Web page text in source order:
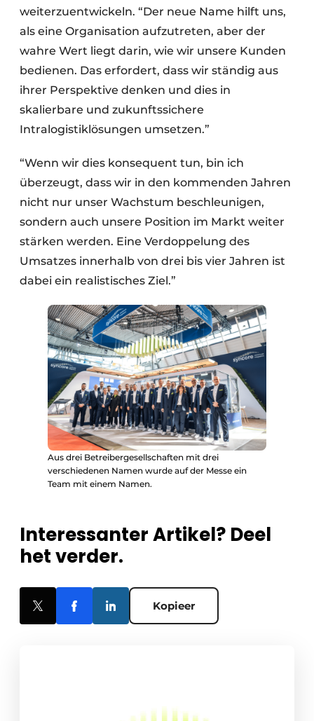
weiterzuentwickeln. “Der neue Name hilft uns,
als eine Organisation aufzutreten, aber der
wahre Wert liegt darin, wie wir unsere Kunden
bedienen. Das erfordert, dass wir ständig aus
ihrer Perspektive denken und dies in
skalierbare und zukunftssichere
Intralogistiklösungen umsetzen.”
“Wenn wir dies konsequent tun, bin ich
überzeugt, dass wir in den kommenden Jahren
nicht nur unser Wachstum beschleunigen,
sondern auch unsere Position im Markt weiter
stärken werden. Eine Verdoppelung des
Umsatzes innerhalb von drei bis vier Jahren ist
dabei ein realistisches Ziel.”
Aus drei Betreibergesellschaften mit drei
verschiedenen Namen wurde auf der Messe ein
Team mit einem Namen.
Interessanter Artikel? Deel
het verder.
Kopieer